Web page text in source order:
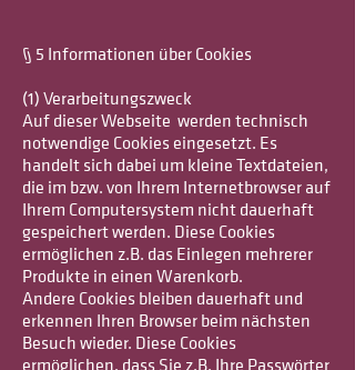
§ 5 Informationen über Cookies
(1) Verarbeitungszweck
Auf dieser Webseite werden technisch
notwendige Cookies eingesetzt. Es
handelt sich dabei um kleine Textdateien,
die im bzw. von Ihrem Internetbrowser auf
Ihrem Computersystem nicht dauerhaft
gespeichert werden. Diese Cookies
ermöglichen z.B. das Einlegen mehrerer
Produkte in einen Warenkorb.
Andere Cookies bleiben dauerhaft und
erkennen Ihren Browser beim nächsten
Besuch wieder. Diese Cookies